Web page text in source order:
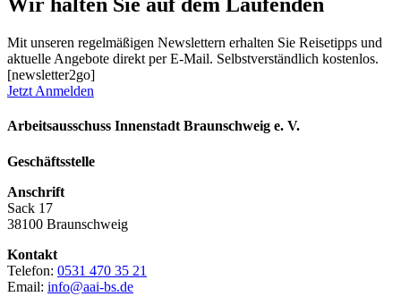
Mit unseren regelmäßigen Newslettern erhalten Sie Reisetipps und
aktuelle Angebote direkt per E-Mail. Selbstverständlich kostenlos.
[newsletter2go]
Jetzt Anmelden
Arbeitsausschuss Innenstadt Braunschweig e. V.
Geschäftsstelle
Anschrift
Sack 17
38100 Braunschweig
Kontakt
Telefon: 0531 470 35 21
Email: info@aai-bs.de